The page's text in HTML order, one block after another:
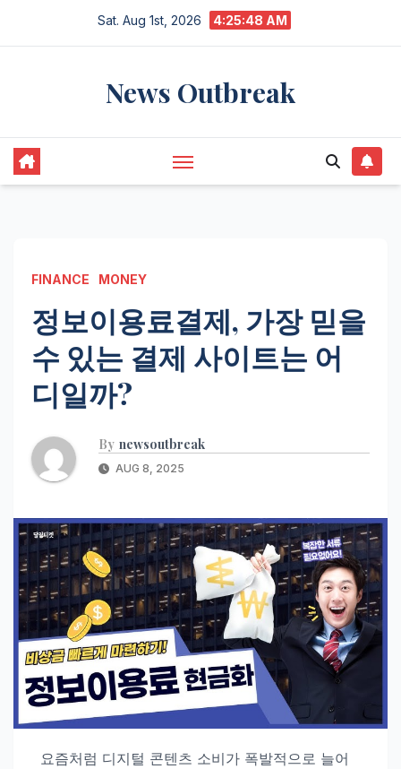
Sat. Aug 1st, 2026 4:25:49 AM
News Outbreak
FINANCE MONEY
정보이용료결제, 가장 믿을
수 있는 결제 사이트는 어
디일까?
By newsoutbreak
AUG 8, 2025
요즘처럼 디지털 콘텐츠 소비가 폭발적으로 늘어